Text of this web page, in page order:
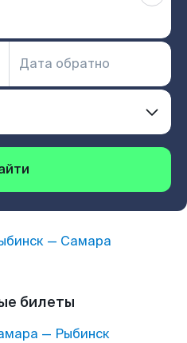
— Самара
билеты
— Рыбинск